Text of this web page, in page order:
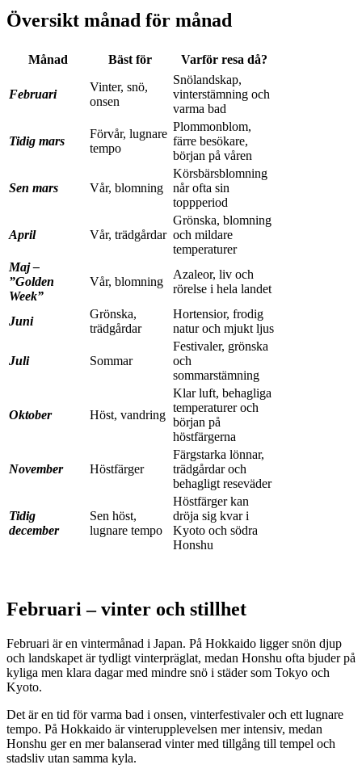
Översikt månad för månad
Månad Bäst för Varför resa då?
Februari
Vinter, snö,
onsen
Snölandskap,
vinterstämning och
varma bad
Tidig mars
Förvår, lugnare
tempo
Plommonblom,
färre besökare,
början på våren
Sen mars Vår, blomning
Körsbärsblomning
når ofta sin
toppperiod
April Vår, trädgårdar
Grönska, blomning
och mildare
temperaturer
Maj –
”Golden
Week”
Vår, blomning
Azaleor, liv och
rörelse i hela landet
Juni
Grönska,
trädgårdar
Hortensior, frodig
natur och mjukt ljus
Juli Sommar
Festivaler, grönska
och
sommarstämning
Oktober Höst, vandring
Klar luft, behagliga
temperaturer och
början på
höstfärgerna
November Höstfärger
Färgstarka lönnar,
trädgårdar och
behagligt reseväder
Tidig
december
Sen höst,
lugnare tempo
Höstfärger kan
dröja sig kvar i
Kyoto och södra
Honshu
Februari – vinter och stillhet
Februari är en vintermånad i Japan. På Hokkaido ligger snön djup
och landskapet är tydligt vinterpräglat, medan Honshu ofta bjuder på
kyliga men klara dagar med mindre snö i städer som Tokyo och
Kyoto.
Det är en tid för varma bad i onsen, vinterfestivaler och ett lugnare
tempo. På Hokkaido är vinterupplevelsen mer intensiv, medan
Honshu ger en mer balanserad vinter med tillgång till tempel och
stadsliv utan samma kyla.